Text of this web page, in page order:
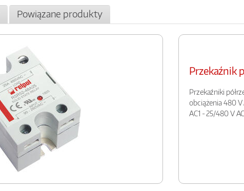
Powiązane produkty
Przekaźnik
Przekaźniki
obciążenia 480 V
AC1 - 25/480 V AC